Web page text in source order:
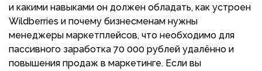
и какими навыками он должен обладать, как устроен
Wildberries и почему бизнесменам нужны
менеджеры маркетплейсов, что необходимо для
пассивного заработка 70 000 рублей удалённо и
повышения продаж в маркетинге. Если вы